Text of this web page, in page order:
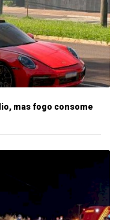
mas fogo consome